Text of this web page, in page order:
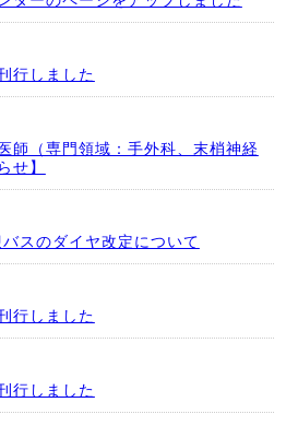
行しました
師（専門領域：手外科、末梢神経
せ】
スのダイヤ改定について
行しました
行しました